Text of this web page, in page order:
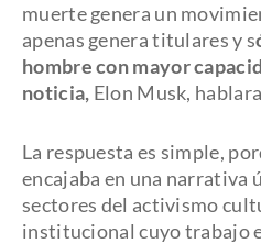
muerte genera un
apenas genera titulares y s
hombre con mayor
noticia, Elon Musk,
La respuesta es simple,
encajaba en una narrativa
sectores del activismo
institucional cuyo trabajo